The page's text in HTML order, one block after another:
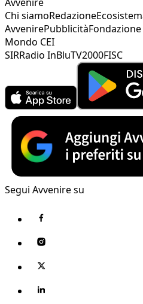
Chi siamoRedazione
AvvenirePubblicità
Mondo CEI
SIRRadio InBluTV2000FISC
Segui Avvenire su